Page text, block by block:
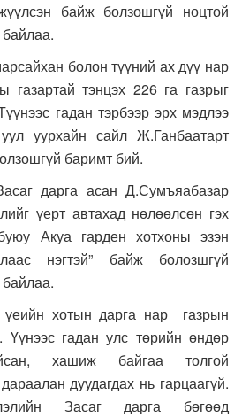
байж болзошгүй ноцтой
болон түүний ах дүү нар
тэнцэх 226 га газрыг
гадан тэрбээр эрх мэдлээ
уурхайн сайл Ж.Ганбаатарт
баримт бий.
дарга асан Д.Сумъяабазар
үерт автахад нөлөөлсөн гэх
Акуа гарден хотхоны эзэн
нэгтэй” байж болозшгүй
хотын дарга нар газрын
Үүнээс гадан улс төрийн өндөр
хашиж байгаа толгой
дуудагдах нь гарцаагүй.
Засаг дарга бөгөөд